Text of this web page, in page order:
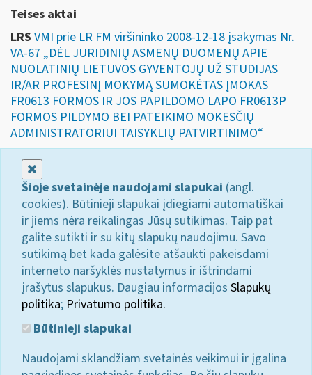
Teises aktai
LRS VMI prie LR FM viršininko 2008-12-18 įsakymas Nr.
VA-67 „DĖL JURIDINIŲ ASMENŲ DUOMENŲ APIE
NUOLATINIŲ LIETUVOS GYVENTOJŲ UŽ STUDIJAS
IR/AR PROFESINĮ MOKYMĄ SUMOKĖTAS ĮMOKAS
FR0613 FORMOS IR JOS PAPILDOMO LAPO FR0613P
FORMOS PILDYMO BEI PATEIKIMO MOKESČIŲ
ADMINISTRATORIUI TAISYKLIŲ PATVIRTINIMO“
Šioje svetainėje naudojami slapukai (angl.
cookies). Būtinieji slapukai įdiegiami automatiškai
ir jiems nėra reikalingas Jūsų sutikimas. Taip pat
galite sutikti ir su kitų slapukų naudojimu. Savo
sutikimą bet kada galėsite atšaukti pakeisdami
interneto naršyklės nustatymus ir ištrindami
įrašytus slapukus. Daugiau informacijos Slapukų
politika; Privatumo politika.
Būtinieji slapukai
Naudojami sklandžiam svetainės veikimui ir įgalina